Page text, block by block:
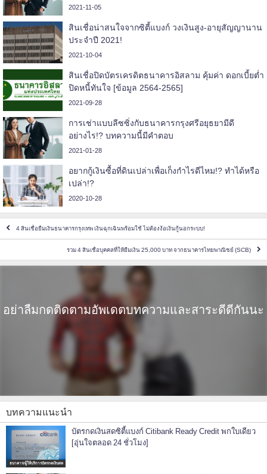
2021-11-05
สินเชื่อน่าสนใจจากซิตี้แบงก์ วงเงินสูง-อายุสัญญานาน
ประจำปี 2021!
2021-10-04
สินเชื่อปิดบัตรเครดิตธนาคารอิสลาม คุ้มค่า ดอกเบี้ยต่ำ
ปิดหนี้ทันใจ [ข้อมูล 2564-2565]
2021-09-28
การเช่าแบบลีซซิ่งกับธนาคารกรุงศรีอยุธยามีดี
อย่างไร!? บทความนี้มีคำตอบ
2021-01-28
อยากกู้เงินซื้อที่ดินเปล่าเพื่อเก็งกำไรดีไหม!? ทำได้หรือ
เปล่า!?
2020-10-28
4 สินเชื่อยืมเงินธนาคารกรุงเทพ เงินฉุกเฉินพร้อมใช้ ไม่ต้องง้อเงินกู้นอกระบบ!
รวม 4 สินเชื่อบุคคลที่ให้ยืมเงิน 25,000 บาท จากธนาคารไทยพาณิชย์ (SCB)
อย่าลืมกดติดตามอัพเดตบทความและสาระดีดีกันนะ
บทความแนะนำ
ธนาคาร/ผู้ให้บริการบัตรกดเงินสด
บัตรกดเงินสดซิตี้แบงก์ Citibank Ready Credit พกใบเดียว
[อุ่นใจตลอด 24 ชั่วโมง]